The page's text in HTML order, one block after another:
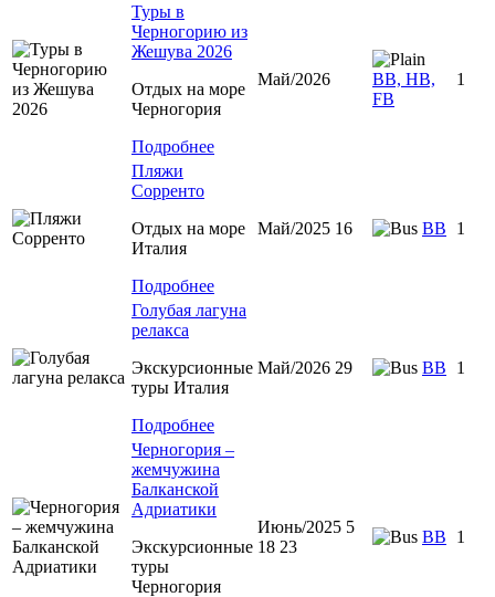
Туры в
Черногорию из
Жешува 2026
Отдых на море
Черногория
Подробнее
Май/2026
BB, HB,
FB
1
Пляжи
Сорренто
Отдых на море
Италия
Подробнее
Май/2025 16 BB 1
Голубая лагуна
релакса
Экскурсионные
туры Италия
Подробнее
Май/2026 29 BB 1
Черногория –
жемчужина
Балканской
Адриатики
Экскурсионные
туры
Черногория
Июнь/2025 5
18 23
BB 1